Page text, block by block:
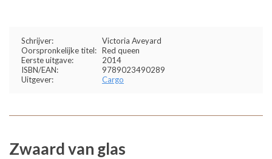
Schrijver:
Victoria Aveyard
Oorspronkelijke titel: Red queen
Eerste uitgave:
2014
ISBN/EAN:
9789023490289
Uitgever:
Cargo
Zwaard van glas